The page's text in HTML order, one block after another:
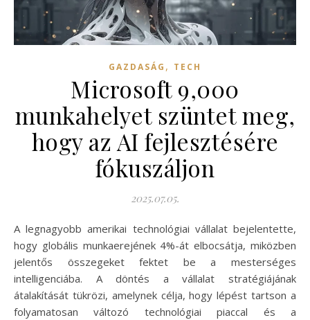
GAZDASÁG , TECH
Microsoft 9,000
munkahelyet szüntet meg,
hogy az AI fejlesztésére
fókuszáljon
2025.07.05.
A legnagyobb amerikai technológiai vállalat bejelentette,
hogy globális munkaerejének 4%-át elbocsátja, miközben
jelentős összegeket fektet be a mesterséges
intelligenciába. A döntés a vállalat stratégiájának
átalakítását tükrözi, amelynek célja, hogy lépést tartson a
folyamatosan változó technológiai piaccal és a